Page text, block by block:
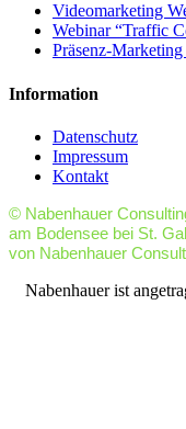
Videomarketing
Webinar “Traffic
Präsenz-
Information
Datenschutz
Impressum
Kontakt
© Nabenhauer
am Bodensee bei St.
von Nabenhauer
facebook
youtube
rssNabenhauer ist